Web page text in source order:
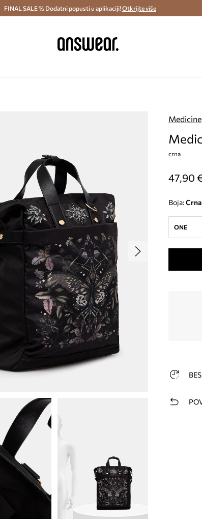
(od 70€) > Dostava u roku 48 sati >
FINAL SALE % Dodatni popusti u aplikaciji!Otkrijte više
Medicine
crna
47,90
Boja: crna
ONE